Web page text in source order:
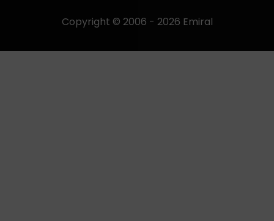
Copyright © 2006 - 2026 Emiral